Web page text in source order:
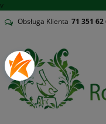
v
Obsługa Klienta 71 351 62